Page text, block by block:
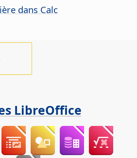
dans Calc
LibreOffice